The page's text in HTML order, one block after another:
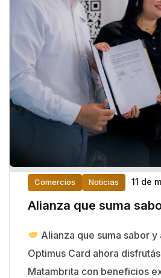
Comercios Noticias 11 de
Alianza que suma
Alianza que suma sabor y
Optimus Card ahora
Matambrita con beneficios